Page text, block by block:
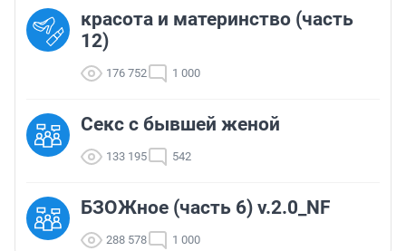
красота и материнство (часть
12)
176 752 1 000
Секс с бывшей женой
133 195 542
БЗОЖное (часть 6) v.2.0_NF
288 578 1 000